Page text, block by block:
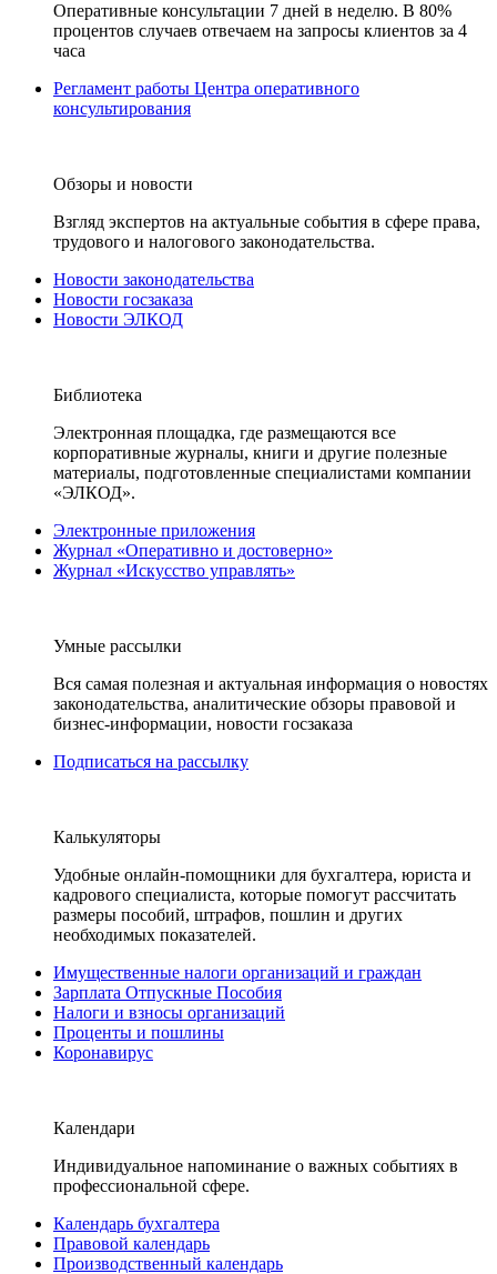
Оперативные консультации 7 дней в неделю. В 80%
процентов случаев отвечаем на запросы клиентов за 4
часа
Регламент работы Центра оперативного
консультирования
Обзоры и новости
Взгляд экспертов на актуальные события в сфере права,
трудового и налогового законодательства.
Новости законодательства
Новости госзаказа
Новости ЭЛКОД
Библиотека
Электронная площадка, где размещаются все
корпоративные журналы, книги и другие полезные
материалы, подготовленные специалистами компании
«ЭЛКОД».
Электронные приложения
Журнал «Оперативно и достоверно»
Журнал «Искусство управлять»
Умные рассылки
Вся самая полезная и актуальная информация о новостях
законодательства, аналитические обзоры правовой и
бизнес-информации, новости госзаказа
Подписаться на рассылку
Калькуляторы
Удобные онлайн-помощники для бухгалтера, юриста и
кадрового специалиста, которые помогут рассчитать
размеры пособий, штрафов, пошлин и других
необходимых показателей.
Имущественные налоги организаций и граждан
Зарплата Отпускные Пособия
Налоги и взносы организаций
Проценты и пошлины
Коронавирус
Календари
Индивидуальное напоминание о важных событиях в
профессиональной сфере.
Календарь бухгалтера
Правовой календарь
Производственный календарь